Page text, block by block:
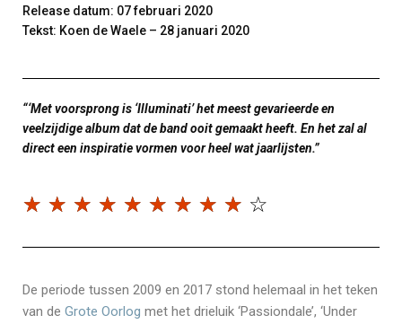
Release datum: 07 februari 2020
Tekst: Koen de Waele – 28 januari 2020
“‘Met voorsprong is ‘Illuminati’ het meest gevarieerde en
veelzijdige album dat de band ooit gemaakt heeft. En het zal al
direct een inspiratie vormen voor heel wat jaarlijsten.”
☆ ☆ ☆ ☆ ☆ ☆ ☆ ☆ ☆ ☆
De periode tussen 2009 en 2017 stond helemaal in het teken
van de Grote Oorlog met het drieluik ‘Passiondale’, ‘Under